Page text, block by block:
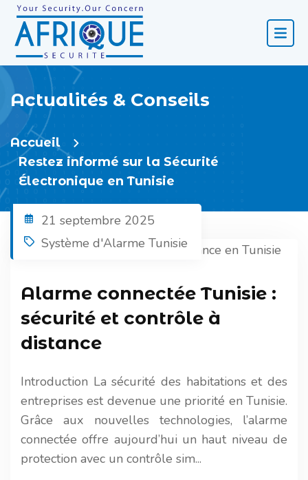
Actualités & Conseils
Accueil
Restez informé sur la Sécurité
Électronique en Tunisie
21 septembre 2025
Système d'Alarme Tunisie
Alarme connectée Tunisie :
sécurité et contrôle à
distance
Introduction La sécurité des habitations et des
entreprises est devenue une priorité en Tunisie.
Grâce aux nouvelles technologies, l’alarme
connectée offre aujourd’hui un haut niveau de
protection avec un contrôle sim...